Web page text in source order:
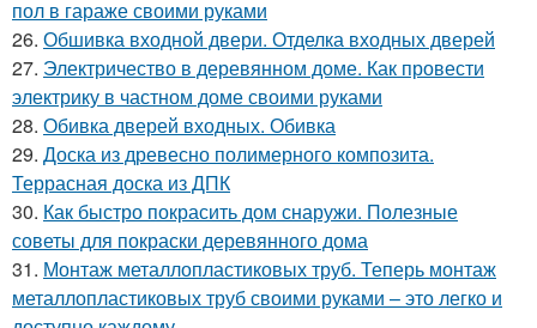
пол в гараже своими руками
26. Обшивка входной двери. Отделка входных дверей
27. Электричество в деревянном доме. Как провести
электрику в частном доме своими руками
28. Обивка дверей входных. Обивка
29. Доска из древесно полимерного композита.
Террасная доска из ДПК
30. Как быстро покрасить дом снаружи. Полезные
советы для покраски деревянного дома
31. Монтаж металлопластиковых труб. Теперь монтаж
металлопластиковых труб своими руками – это легко и